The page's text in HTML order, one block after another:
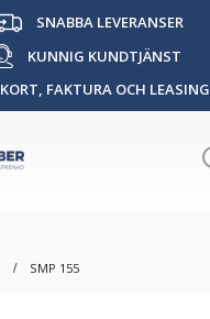
SNABBA LEVERANSER
KUNNIG KUNDTJÄNST
KORT, FAKTURA OCH LEASING
SMP 155